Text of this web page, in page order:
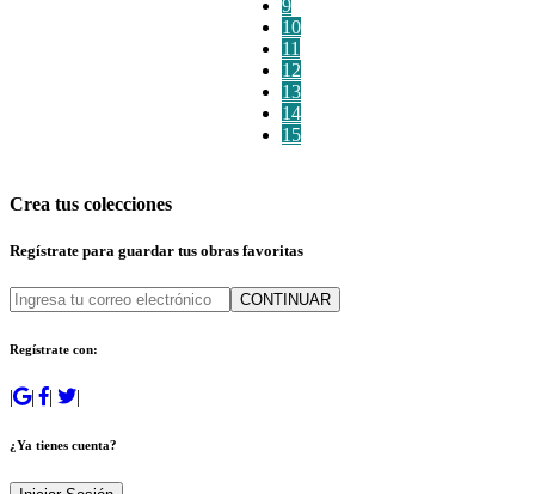
9
10
11
12
13
14
15
Crea tus colecciones
Regístrate para guardar tus obras favoritas
CONTINUAR
Regístrate con:
| | | |
¿Ya tienes cuenta?